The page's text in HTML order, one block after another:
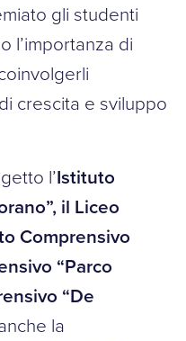
gli studenti
l’importanza di
crescita e sviluppo
l’Istituto
il Liceo
Comprensivo
“Parco
“De
la